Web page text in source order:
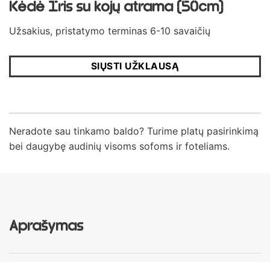
Kėdė Iris su kojų atrama (50cm)
Užsakius, pristatymo terminas 6-10 savaičių
SIŲSTI UŽKLAUSĄ
Neradote sau tinkamo baldo? Turime platų pasirinkimą
bei daugybę audinių visoms sofoms ir foteliams.
Aprašymas